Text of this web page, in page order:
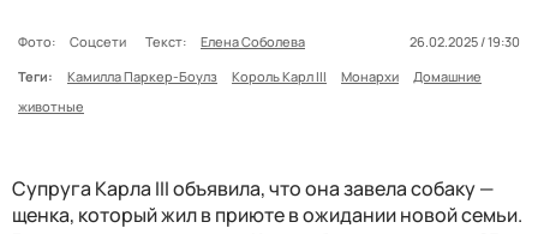
Фото: Соцсети Текст: Елена Соболева
26.02.2025 / 19:30
Теги:
Камилла Паркер-Боулз Король Карл III Монархи
Домашние
животные
Супруга Карла III объявила, что она завела собаку —
щенка, который жил в приюте в ожидании новой семьи.